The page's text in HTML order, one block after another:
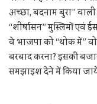
अच्छा, बदनाम बुरा”
“शीर्षासन” मुस्लिमों एवं
वे भाजपा को “थोक में”
बरबाद करना? इसकी
समझाइश देने में किया